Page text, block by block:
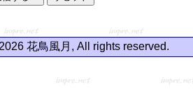
花鳥風月, All rights reserved.